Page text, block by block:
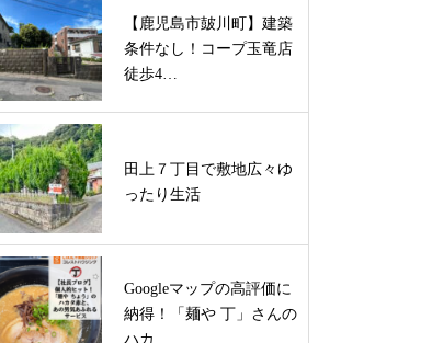
【鹿児島市皷川町】建築
条件なし！コープ玉竜店
徒歩4…
田上７丁目で敷地広々ゆ
ったり生活
Googleマップの高評価に
納得！「麺や 丁」さんの
ハカ…